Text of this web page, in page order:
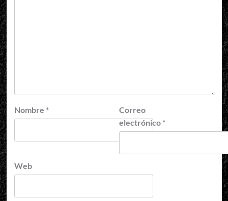
Nombre *
Correo
electrónico *
Web